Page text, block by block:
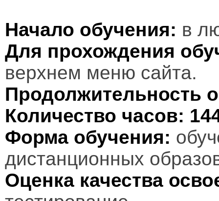
Начало обучения: в
Для прохождения
верхнем меню сайта.
Продолжительность
Количество часов:
Форма обучения:
дистанционных
Оценка качества